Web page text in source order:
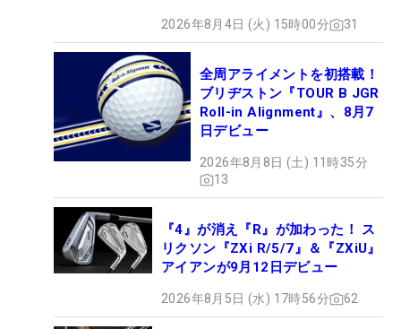
2026年8月4日 (火) 15時00分 31
全周アライメントを初搭載！
ブリヂストン『TOUR B JGR
Roll-in Alignment』、8月7
日デビュー
2026年8月8日 (土) 11時35分
13
『4』が消え『R』が加わった！ ス
リクソン『ZXi R/5/7』＆『ZXiU』
アイアンが9月12日デビュー
2026年8月5日 (水) 17時56分 62